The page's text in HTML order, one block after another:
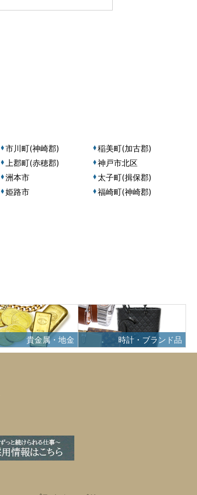
市川町(神崎郡)
稲美町(加古郡)
上郡町(赤穂郡)
神戸市北区
洲本市
太子町(揖保郡)
姫路市
福崎町(神崎郡)
貴金属・地金 時計・ブランド品